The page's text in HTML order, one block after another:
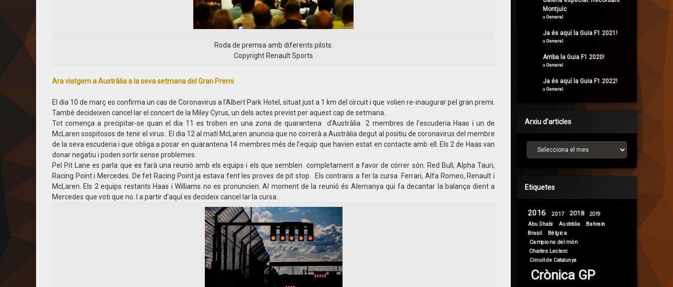
Roda de premsa amb diferents pilots.
Copyright Renault Sports
Ara viatgem a Austràlia a la seva setmana del Gran Premi
El dia 10 de març es confirma un cas de Coronavirus a l’Albert Park Hotel, situat just a 1 km del circuit i que volien re-inaugurar pel gran premi.
També decideixen cancel·lar el concert de la Miley Cyrus, un dels actes previst per aquest cap de setmana.
Tot comença a precipitar-se quan el dia 11 es troben en una zona de quarantena d’Austràlia 2 membres de l’escuderia Haas i un de
McLaren sospitosos de tenir el virus. El dia 12 al matí McLaren anuncia que no correrà a Austràlia degut al positiu de coronavirus del membre
de la seva escuderia i que obliga a posar en quarantena 14 membres més de l’equip que havien estat en contacte amb ell. Els 2 de Haas van
donar negatiu i poden sortir sense problemes.
Pel Pit Lane es parla que es farà una reunió amb els equips i els que semblen completament a favor de córrer són. Red Bull, Alpha Tauri,
Racing Point i Mercedes. De fet Racing Point ja estava fent les proves de pit stop. Els contraris a fer la cursa Ferrari, Alfa Romeo, Renault i
McLaren. Els 2 equips restants Haas i Williams no es pronuncien. Al moment de la reunió és Alemanya qui fa decantar la balança dient a
Mercedes que voti que no. I a partir d’aquí es decideix cancel·lar la cursa.
Montjuïc
a General
Ja és aquí la Guia F1 2021!
a General
Arriba la Guia F1 2020!
a General
Ja és aquí la Guia F1 2022!
a General
Arxiu d’articles
Arxiu d’articles
Etiquetes
2016 2017 2018 2019
Abu Dhabi Austràlia
Bahrain
Brasil
Bèlgica
Campions del món
Charles Leclerc
Circuit de Catalunya
Crònica GP